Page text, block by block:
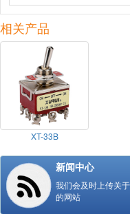
相关产品
XT-33B
新闻中心
我们会及时上传关
的网站